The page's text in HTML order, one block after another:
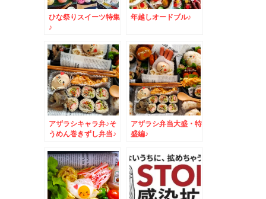
ひな祭りスイーツ特集
♪
年越しオードブル♪
アザラシキャラ弁♪そ
うめん巻きずし弁当♪
アザラシ弁当大盛・特
盛編♪